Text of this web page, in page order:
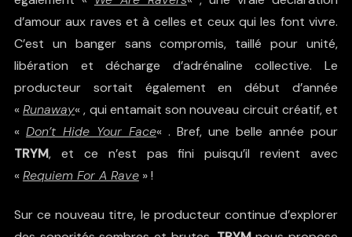
d’amour aux raves et à celles et ceux qui les font vivre.
C’est un banger sans compromis, taillé pour unité,
libération et décharge d’adrénaline collective. Le
producteur sortait également en début d’année
«Runaway« , qui entamait son nouveau circuit créatif, et
« Don’t Hide Your Face« . Bref, une belle année pour
TRYM, et ce n’est pas fini puisqu’il revient avec
«Requiem For A Rave» !
Sur ce nouveau titre, le producteur continue d’explorer